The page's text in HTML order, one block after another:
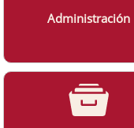
Administración